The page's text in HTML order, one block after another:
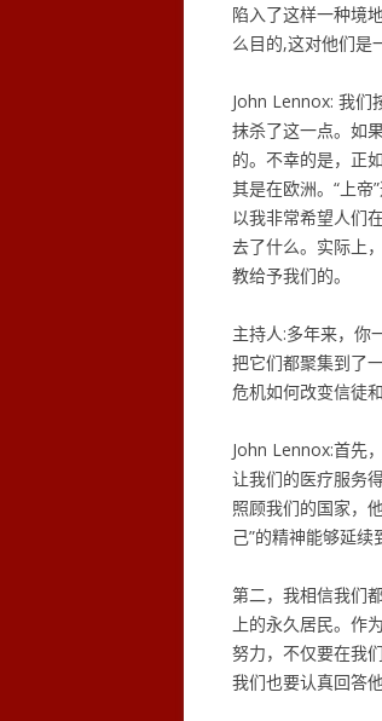
陷入了这样一种境
么目的,这对他们
John Lennox: 我们
抹杀了这一点。如
的。不幸的是，正
其是在欧洲。“上
以我非常希望人们
去了什么。实际上
教给予我们的。
主持人:多年来，你
把它们都聚集到了
危机如何改变信徒
John Lennox:首先
让我们的医疗服务
照顾我们的国家，
己”的精神能够延续
第二，我相信我们
上的永久居民。作
努力，不仅要在我
我们也要认真回答